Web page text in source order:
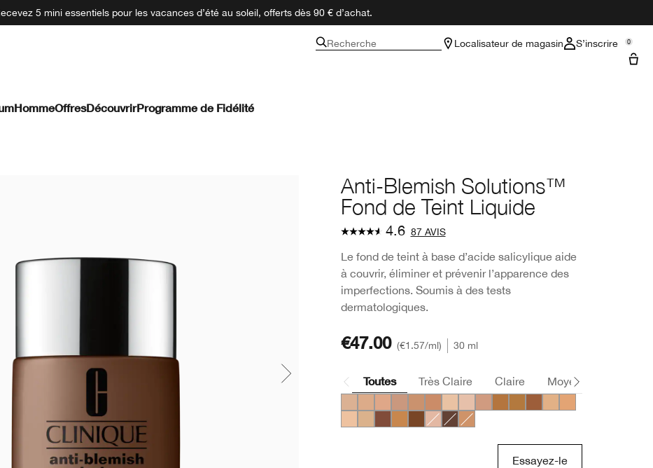
5 mini essentiels pour les vacances d’été au soleil, offerts dès 90 € d’achat.
Recherche Localisateur de magasin S’inscrire 0
HommeOffresDécouvrirProgramme de Fidélité
Anti-Blemish Solutions™
Fond de Teint Liquide
4.6 87 AVIS
Le fond de teint à base d’acide salicylique aide
à couvrir, éliminer et prévenir l’apparence des
imperfections. Soumis à des tests
dermatologiques.
€47.00 €1.57/ml 30 ml
Toutes Très Claire Claire Moyen
CN 40 Cream Chamois
CN 58 Honey
CN 74 Beige
CN 90 Sand
CN 78 Nutty
CN 08 Linen
CN 10 Alabaster
Essayez-le